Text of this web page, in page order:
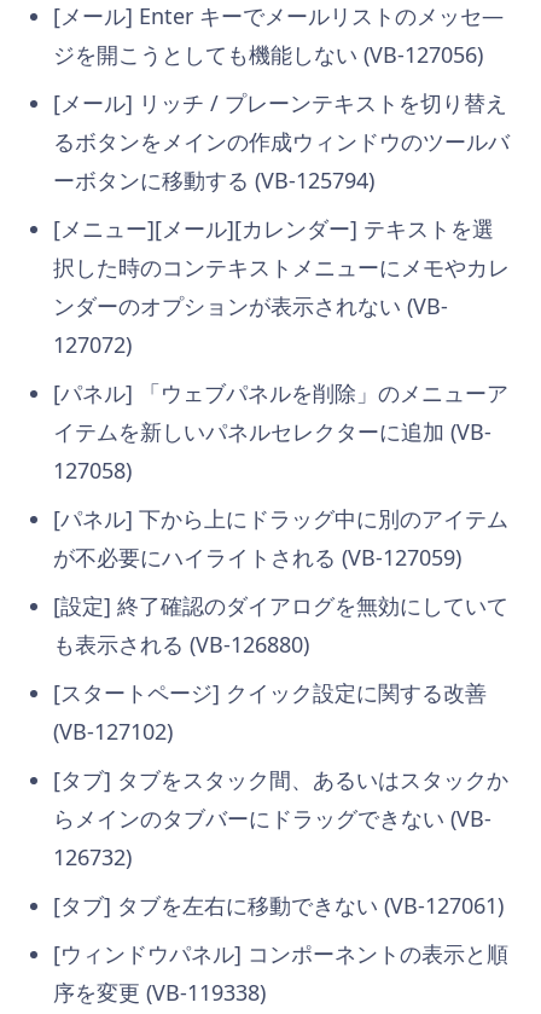
[メール] Enter キーでメールリストのメッセ―
ジを開こうとしても機能しない (VB-127056)
[メール] リッチ / プレーンテキストを切り替え
るボタンをメインの作成ウィンドウのツールバ
ーボタンに移動する (VB-125794)
[メニュー][メール][カレンダー] テキストを選
択した時のコンテキストメニューにメモやカレ
ンダーのオプションが表示されない (VB-
127072)
[パネル] 「ウェブパネルを削除」のメニューア
イテムを新しいパネルセレクターに追加 (VB-
127058)
[パネル] 下から上にドラッグ中に別のアイテム
が不必要にハイライトされる (VB-127059)
[設定] 終了確認のダイアログを無効にしていて
も表示される (VB-126880)
[スタートページ] クイック設定に関する改善
(VB-127102)
[タブ] タブをスタック間、あるいはスタックか
らメインのタブバーにドラッグできない (VB-
126732)
[タブ] タブを左右に移動できない (VB-127061)
[ウィンドウパネル] コンポーネントの表示と順
序を変更 (VB-119338)